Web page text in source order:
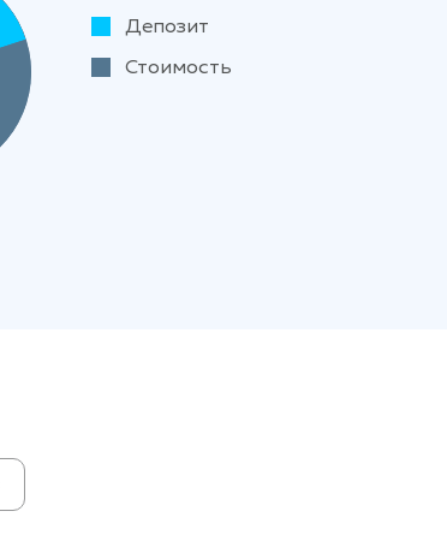
Депозит
Стоимость